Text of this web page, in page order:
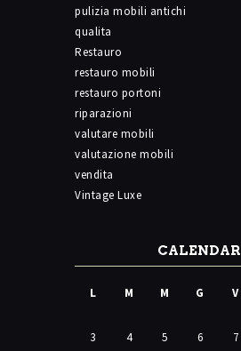
pulizia mobili antichi
qualita
Restauro
restauro mobili
restauro portoni
riparazioni
valutare mobili
valutazione mobili
vendita
Vintage Luxe
CALENDAR
L M M G V
3
4 5 6 7